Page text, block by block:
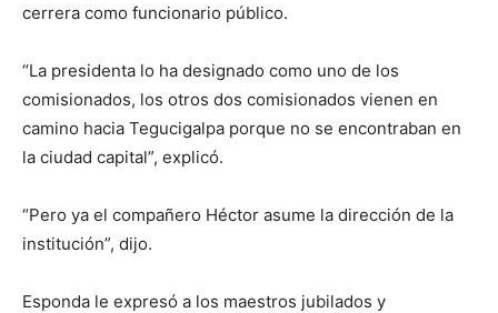
cerrera como funcionario público.
“La presidenta lo ha designado como uno de los
comisionados, los otros dos comisionados vienen en
camino hacia Tegucigalpa porque no se encontraban en
la ciudad capital”, explicó.
“Pero ya el compañero Héctor asume la dirección de la
institución”, dijo.
Esponda le expresó a los maestros jubilados y